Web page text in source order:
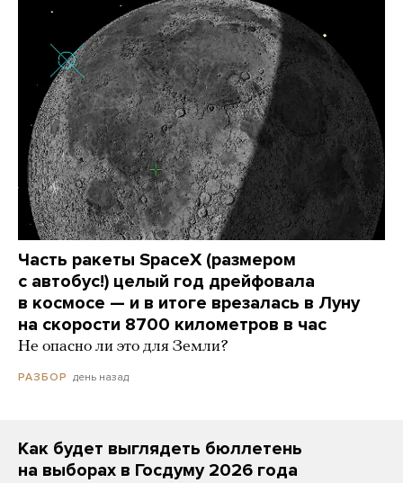
Часть ракеты SpaceX (размером
с автобус!) целый год дрейфовала
в космосе — и в итоге врезалась в Луну
на скорости 8700 километров в час
Не опасно ли это для Земли?
РАЗБОР день назад
Как будет выглядеть бюллетень
на выборах в Госдуму 2026 года